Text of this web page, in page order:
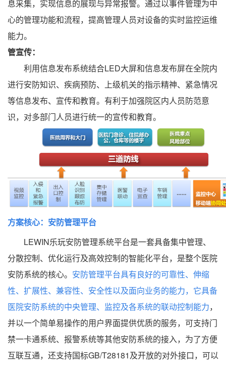
息采集，实现信息的展现与异常报警。通过以事件管理为中
心的管理功能和流程，提高管理人员对设备的实时监控运维
能力。
管宣传：
利用信息发布系统结合LED大屏和信息发布屏在全院内
进行安防知识、疾病预防、上级机关的指示精神、紧急情况
等信息发布、宣传和教育。有利于加强院区内人员防范意
识，对多部门人员进行统一的宣传和教育。
方案核心：安防管理平台
LEWIN乐玩安防管理系统平台是一套具备集中管理、
分散控制、优化运行及高效控制的智能化平台，是整个医院
安防系统的核心。 安防管理平台具有良好的可靠性、伸缩
性、扩展性、兼容性、安全性以及面向业务的能力，它具备
医院安防系统的中央管理、监控及各系统的联动控制能力，
并以一个简单易操作的用户界面提供优质的服务，可支持门
禁一卡通系统、报警系统等其他安防系统的接入，为了方便
互联互通，还支持国标GB/T28181及开放的对外接口，可以